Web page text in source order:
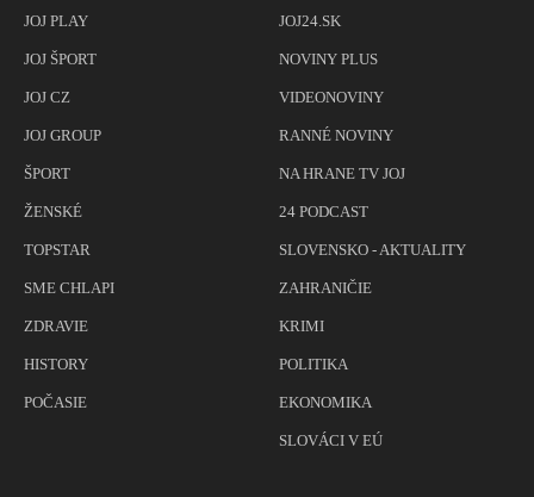
JOJ PLAY
JOJ ŠPORT
JOJ CZ
JOJ GROUP
ŠPORT
ŽENSKÉ
TOPSTAR
SME CHLAPI
ZDRAVIE
HISTORY
POČASIE
JOJ24.SK
NOVINY PLUS
VIDEONOVINY
RANNÉ NOVINY
NA HRANE TV JOJ
24 PODCAST
SLOVENSKO - AKTUALITY
ZAHRANIČIE
KRIMI
POLITIKA
EKONOMIKA
SLOVÁCI V EÚ